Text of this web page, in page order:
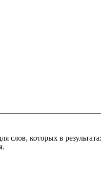
слов, которых в